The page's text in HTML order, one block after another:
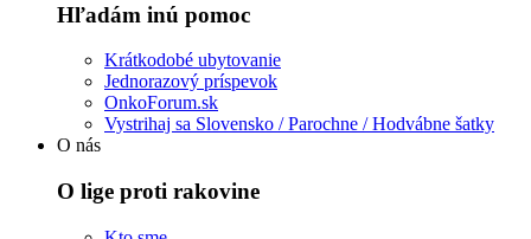
Hľadám inú pomoc
Krátkodobé ubytovanie
Jednorazový príspevok
OnkoForum.sk
Vystrihaj sa Slovensko / Parochne / Hodvábne šatky
O nás
O lige proti rakovine